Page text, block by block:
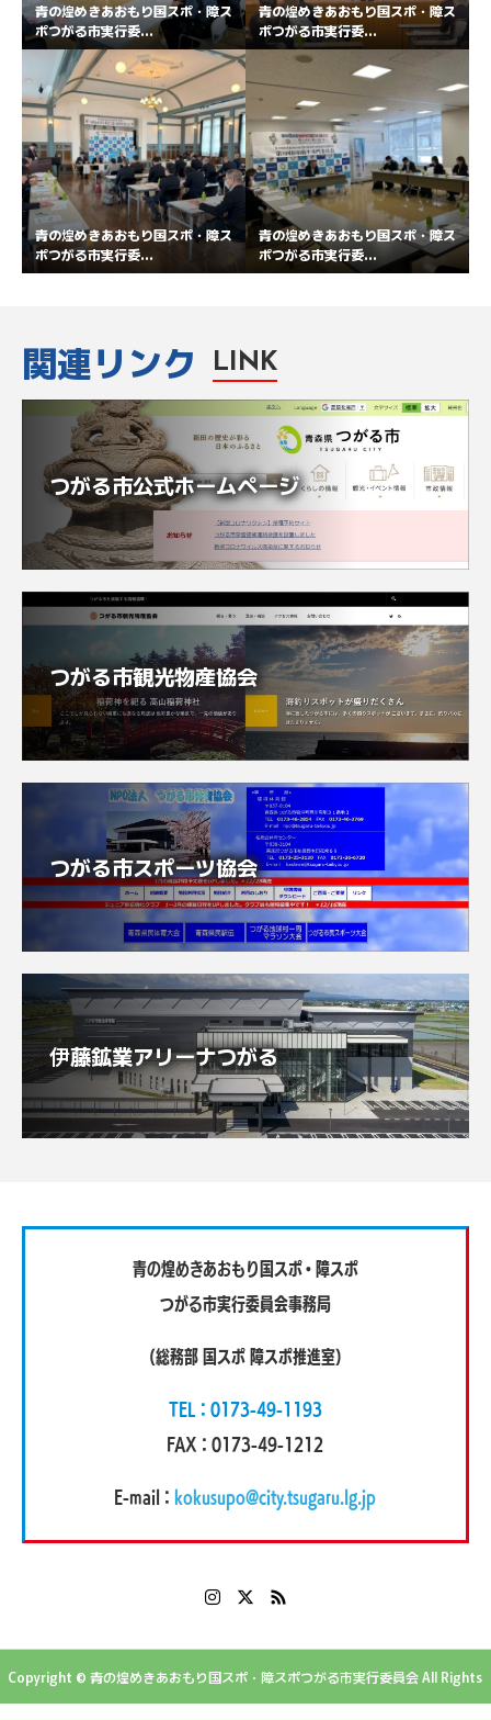
青の煌めきあおもり国スポ・障ス
ポつがる市実行委...
青の煌めきあおもり国スポ・障ス
ポつがる市実行委...
青の煌めきあおもり国スポ・障ス
ポつがる市実行委...
青の煌めきあおもり国スポ・障ス
ポつがる市実行委...
関連リンク LINK
つがる市公式ホームページ
つがる市観光物産協会
つがる市スポーツ協会
伊藤鉱業アリーナつがる
青の煌めきあおもり国スポ・障スポ
つがる市実行委員会事務局
（総務部 国スポ 障スポ推進室）
TEL：0173-49-1193
FAX：0173-49-1212
E-mail： kokusupo@city.tsugaru.lg.jp
Copyright © 青の煌めきあおもり国スポ・障スポつがる市実行委員会 All Rights